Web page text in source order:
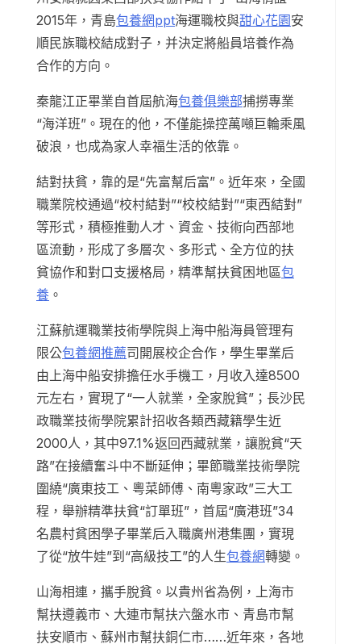
2015年，青島包養網ppt海運職校與甜心花園安
順民族職校結成對子，并決定將船員培養作為
合作的方向。
秦龍江正畢業自首屆航海包養俱樂部捕撈專業
“海洋班”。現在的他，不僅能操控萬噸巨輪乘風
破浪，也成為家人幸福生活的依靠。
結對扶貧，靠的是“先富幫后富”。近年來，全國
職業院校通過“校村結對”“校校結對”“東西結對”
等形式，積極推動人才、資金、技術向西部地
區流動，形成了多層次、多形式、全方位的扶
貧協作和對口支援格局，精準幫扶貧困地區包
養 。
江蘇航運職業技術學院與上海中船海員管理有
限公包養網推薦司開展校企合作，學生畢業后
由上海中船安排擔任水手機工，月收入達8500
元左右，實現了“一人就業，全家脫貧”；長沙民
政職業技術學院累計招收各類西藏籍學生近
2000人，其中97.1%返回西藏就業，讓脫貧“天
路”在接續奮斗中不斷延伸；畢節職業技術學院
圍繞“廣東技工、粵菜師傅、南粵家政”三大工
程，舉辦精準扶貧“訂單班”，首屆“廣港班”34
名農村貧困學子畢業后入職廣州港集團，實現
了從“放牛娃”到“高級技工”的人生包養網轉變。
山海相連，攜手脫貧。以貴州省為例，上海市
幫扶遵義市、大連市幫扶六盤水市、青島市幫
扶安順市、蘇州市幫扶銅仁市……近年來，各地